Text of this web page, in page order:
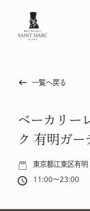
keyboard_backspace 一覧へ戻る
ベーカリー
ク 有明ガー
東京都江東区有
11:00～23:00